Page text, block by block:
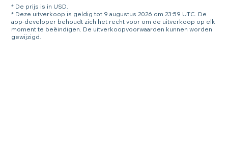
* De prijs is in USD.
* Deze uitverkoop is geldig tot 9 augustus 2026 om 23:59 UTC. De
app-developer behoudt zich het recht voor om de uitverkoop op elk
moment te beëindigen. De uitverkoopvoorwaarden kunnen worden
gewijzigd.